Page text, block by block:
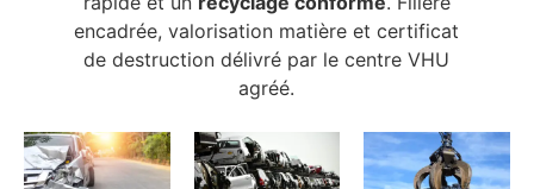
encadrée, valorisation matière et certificat
de destruction délivré par le centre VHU
agréé.